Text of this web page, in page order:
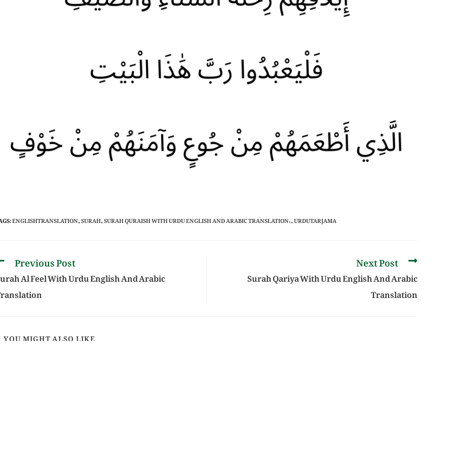
:ENGLISHTRANSLATION,SURAH,SURAH QURAISH WITH URDU ENGLISH AND ARABIC TRANSLATION،,URDUTARJAMA
Previous Post
Al Feel With Urdu English And Arabic
Next Post
Surah Qariya With Urdu English And Arabic
Translation
YOU MIGHT ALSO LIKE